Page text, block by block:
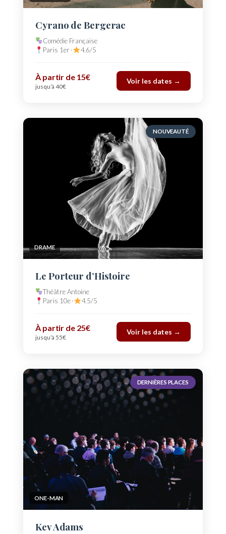
Cyrano de Bergerac
Comédie Française
Paris 1er ·
4.6/5
À partir de 15€
jusqu’à 40€
Voir les dates →
NOUVEAUTÉ
DRAME
Le Porteur d’Histoire
Théâtre Antoine
Paris 10e ·
4.5/5
À partir de 25€
jusqu’à 55€
Voir les dates →
DERNIÈRES PLACES
ONE-MAN
Kev Adams